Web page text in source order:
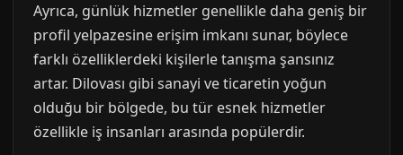
Ayrıca, günlük hizmetler genellikle daha geniş bir
profil yelpazesine erişim imkanı sunar, böylece
farklı özelliklerdeki kişilerle tanışma şansınız
artar. Dilovası gibi sanayi ve ticaretin yoğun
olduğu bir bölgede, bu tür esnek hizmetler
özellikle iş insanları arasında popülerdir.